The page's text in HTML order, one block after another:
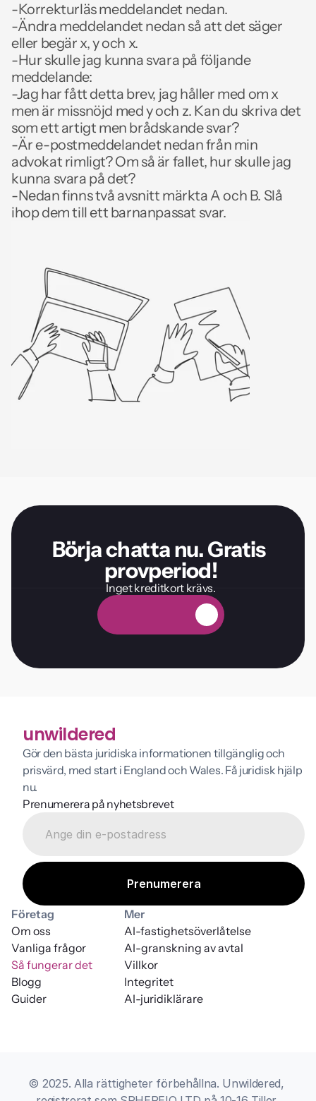
-Korrekturläs meddelandet nedan.
-Ändra meddelandet nedan så att det säger
eller begär x, y och x.
-Hur skulle jag kunna svara på följande
meddelande:
-Jag har fått detta brev, jag håller med om x
men är missnöjd med y och z. Kan du skriva det
som ett artigt men brådskande svar?
-Är e-postmeddelandet nedan från min
advokat rimligt? Om så är fallet, hur skulle jag
kunna svara på det?
-Nedan finns två avsnitt märkta A och B. Slå
ihop dem till ett barnanpassat svar.
Börja chatta nu. Gratis
provperiod!
Inget kreditkort krävs.
unwildered
Gör den bästa juridiska informationen tillgänglig och
prisvärd, med start i England och Wales. Få juridisk hjälp
nu.
Prenumerera på nyhetsbrevet
Företag
Om oss
Vanliga frågor
Så fungerar det
Blogg
Guider
Mer
Villkor
AI-granskning av avtal
AI-juridiklärare
Integritet
AI-fastighetsöverlåtelse
© 2025. Alla rättigheter förbehållna. Unwildered,